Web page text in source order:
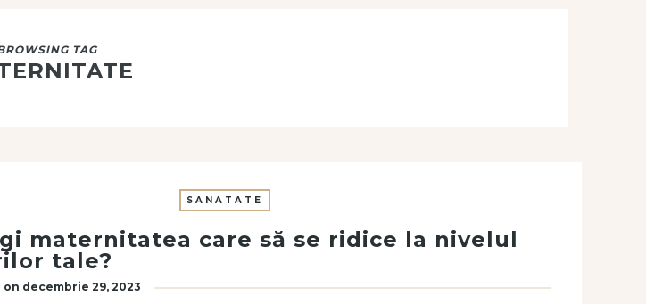
TAG
SANATATE
maternitatea care să se ridice la nivelul
tale?
on decembrie 29, 2023